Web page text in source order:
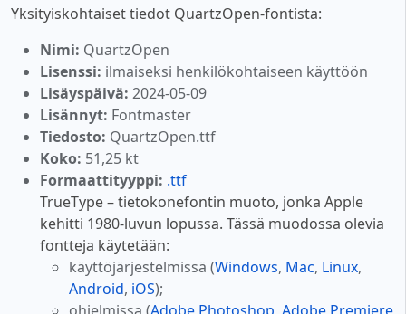
Yksityiskohtaiset tiedot QuartzOpen-fontista:
Nimi: QuartzOpen
Lisenssi: ilmaiseksi henkilökohtaiseen käyttöön
Lisäyspäivä: 2024-05-09
Lisännyt: Fontmaster
Tiedosto: QuartzOpen.ttf
Koko: 51,25 kt
Formaattityyppi: .ttf
TrueType – tietokonefontin muoto, jonka Apple
kehitti 1980-luvun lopussa. Tässä muodossa olevia
fontteja käytetään:
käyttöjärjestelmissä (Windows, Mac, Linux,
Android, iOS);